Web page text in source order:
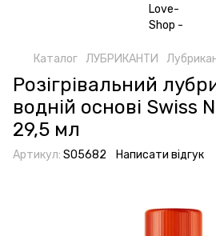
Каталог ЛУБРИКАНТИ
Розігрівальний
водній основі Swiss
29,5 мл
Артикул: SO5682 Написати відгук